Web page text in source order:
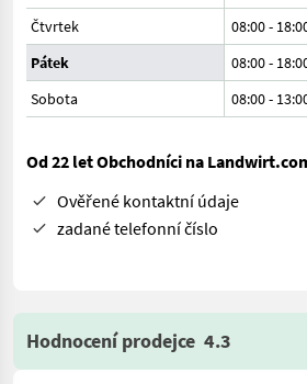
Čtvrtek
08:00-
Pátek
08:00-
Sobota
08:00-
Od 22 let Obchodníci na
Ověřené kontaktní údaje
zadané telefonní číslo
Hodnocení prodejce 4.3